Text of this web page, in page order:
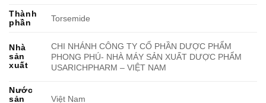
Thành
phần
Torsemide
Nhà
sản
xuất
CHI NHÁNH CÔNG TY CỔ PHẦN DƯỢC PHẨM
PHONG PHÚ- NHÀ MÁY SẢN XUẤT DƯỢC PHẨM
USARICHPHARM – VIỆT NAM
Nước
sản
Việt Nam